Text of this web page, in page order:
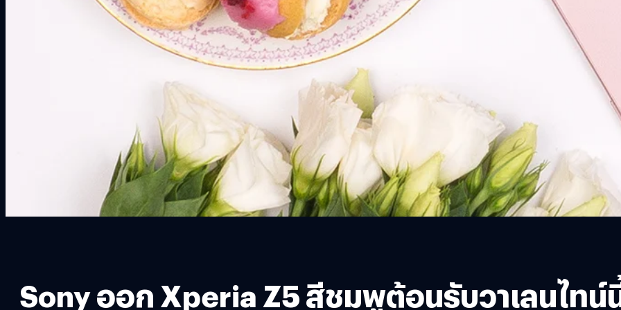
Sony ออก Xperia Z5 สีชมพูต้อนรับวาเลนไทน์